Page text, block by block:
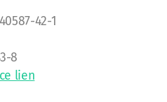
42-1
8
lien